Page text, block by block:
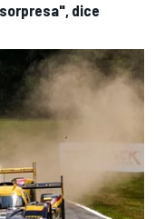
dice